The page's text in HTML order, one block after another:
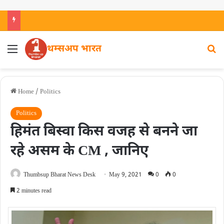
थम्सअप भारत
Home / Politics
Politics
हिमंत बिस्वा किस वजह से बनने जा
रहे असम के CM , जानिए
Thumbsup Bharat News Desk May 9, 2021 0
0
2 minutes read